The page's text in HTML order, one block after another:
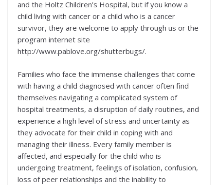
and the Holtz Children’s Hospital, but if you know a
child living with cancer or a child who is a cancer
survivor, they are welcome to apply through us or the
program internet site
http://www.pablove.org/shutterbugs/.
Families who face the immense challenges that come
with having a child diagnosed with cancer often find
themselves navigating a complicated system of
hospital treatments, a disruption of daily routines, and
experience a high level of stress and uncertainty as
they advocate for their child in coping with and
managing their illness. Every family member is
affected, and especially for the child who is
undergoing treatment, feelings of isolation, confusion,
loss of peer relationships and the inability to